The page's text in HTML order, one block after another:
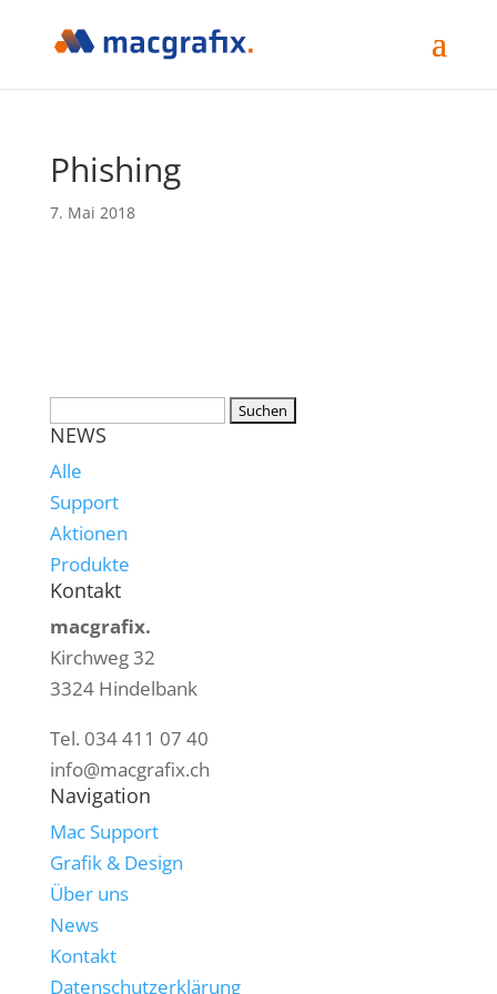
Phishing
7. Mai 2018
NEWS
Alle
Support
Aktionen
Produkte
Kontakt
macgrafix.
Kirchweg 32
3324 Hindelbank
Tel. 034 411 07 40
info@macgrafix.ch
Navigation
Mac Support
Grafik & Design
Über uns
News
Kontakt
Datenschutzerklärung